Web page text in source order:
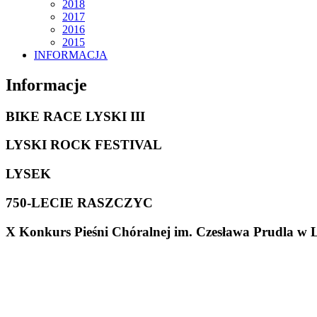
2018
2017
2016
2015
INFORMACJA
Informacje
BIKE RACE LYSKI III
LYSKI ROCK FESTIVAL
LYSEK
750-LECIE RASZCZYC
X Konkurs Pieśni Chóralnej im. Czesława Prudla w